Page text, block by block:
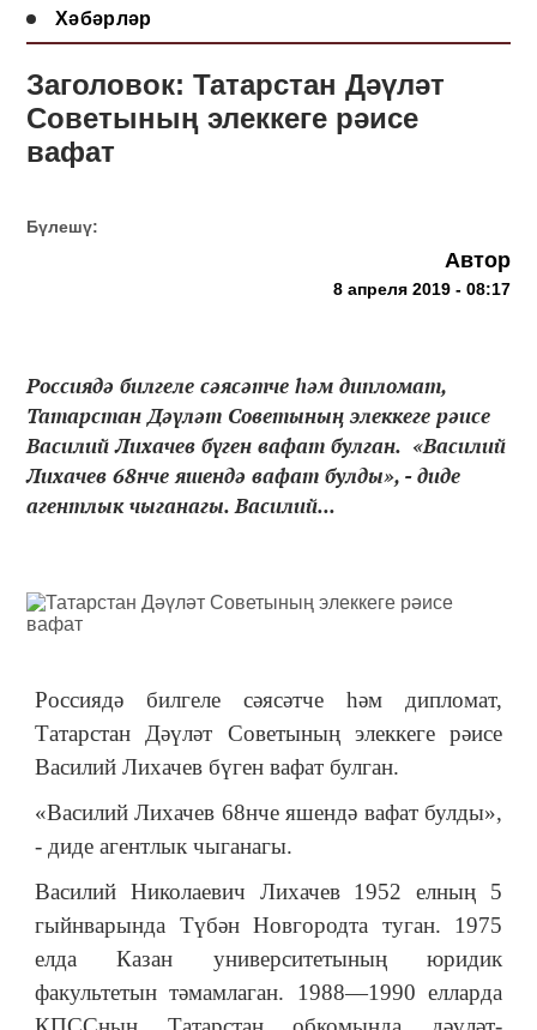
Хәбәрләр
Заголовок: Татарстан Дәүләт
Советының элеккеге рәисе
вафат
Бүлешү:
Автор
8 апреля 2019 - 08:17
Россиядә билгеле сәясәтче һәм дипломат,
Татарстан Дәүләт Советының элеккеге рәисе
Василий Лихачев бүген вафат булган. «Василий
Лихачев 68нче яшендә вафат булды», - диде
агентлык чыганагы. Василий...
Россиядә билгеле сәясәтче һәм дипломат,
Татарстан Дәүләт Советының элеккеге рәисе
Василий Лихачев бүген вафат булган.
«Василий Лихачев 68нче яшендә вафат булды»,
- диде агентлык чыганагы.
Василий Николаевич Лихачев 1952 елның 5
гыйнварында Түбән Новгородта туган. 1975
елда Казан университетының юридик
факультетын тәмамлаган. 1988—1990 елларда